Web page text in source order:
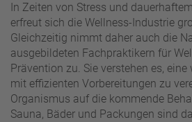
In Zeiten von Stress und
erfreut sich die Wellness-Industrie
Gleichzeitig nimmt daher auch die
ausgebildeten Fachpraktikern für
Prävention zu. Sie verstehen es,
mit effizienten Vorbereitungen zu
Organismus auf die kommende
Sauna, Bäder und Packungen sind